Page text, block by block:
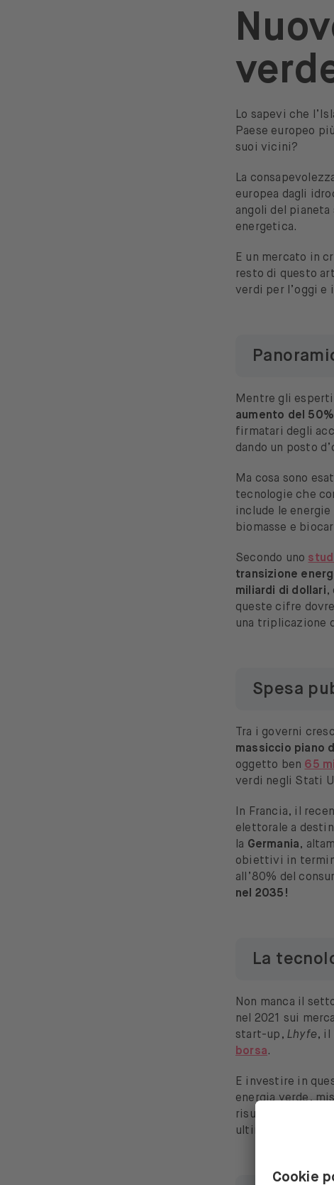
SMA
New
Lo sapevi che
Paese europeo
suoi vicini?
La
europea dagli
angoli del
energetica.
E un mercato in
resto di questo
verdi per l’oggi e
Mentre gli esperti
aumento del
firmatari degli
dando un posto
Ma cosa sono
tecnologie che
include le
biomasse e
Secondo uno
transizione
miliardi di dollari,
queste cifre
una triplicazione
Spesa
Tra i governi
massiccio piano
oggetto ben 65
verdi negli Stati
In Francia, il
elettorale a
la Germania,
obiettivi in
all’80% del
nel 2035!
La
Non manca il
nel 2021 sui
start-up, Lhyfe, il
borsa.
E investire in
energia verde,
risultati inferiori
ultimi due anni!